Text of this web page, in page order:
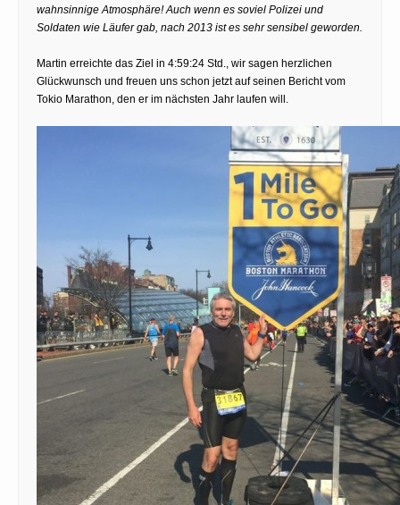
wahnsinnige Atmosphäre! Auch wenn es soviel Polizei und
Soldaten wie Läufer gab, nach 2013 ist es sehr sensibel geworden.
Martin erreichte das Ziel in 4:59:24 Std., wir sagen herzlichen
Glückwunsch und freuen uns schon jetzt auf seinen Bericht vom
Tokio Marathon, den er im nächsten Jahr laufen will.